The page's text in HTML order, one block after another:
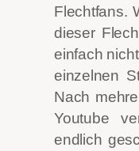
Flechtfans.
dieser
einfach
einzelnen
Nach
Youtube
endlich